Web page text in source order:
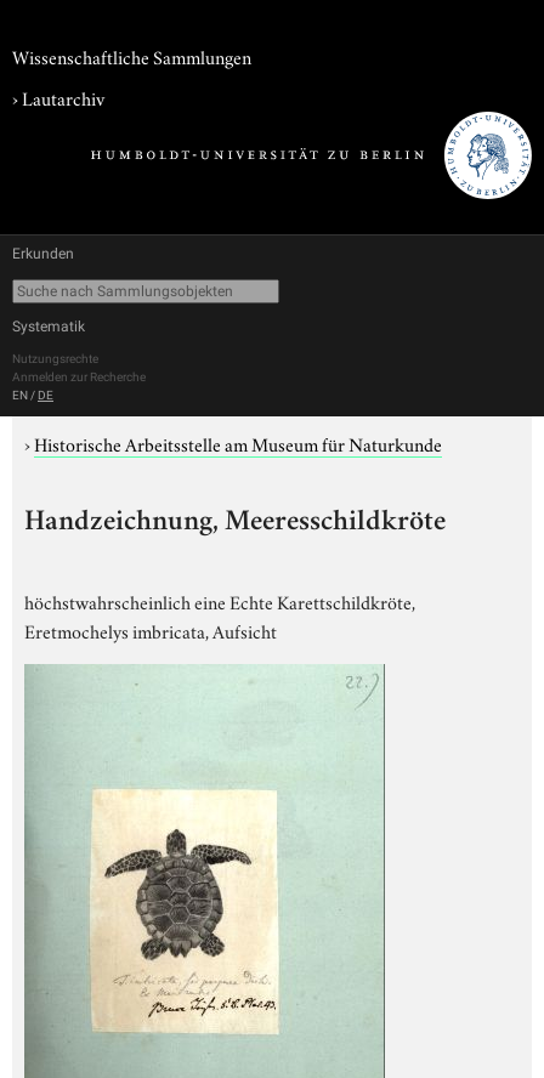
Wissenschaftliche Sammlungen
›Lautarchiv
Erkunden
Systematik
Nutzungsrechte
Anmelden zur Recherche
EN / DE
›Historische Arbeitsstelle am Museum für Naturkunde
Handzeichnung, Meeresschildkröte
höchstwahrscheinlich eine Echte Karettschildkröte,
Eretmochelys imbricata, Aufsicht